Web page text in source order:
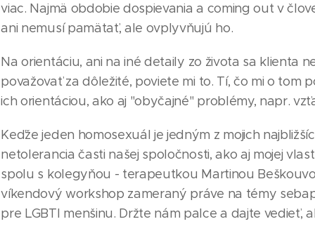
viac. Najmä obdobie dospievania a coming out v
ani nemusí pamätať, ale ovplyvňujú ho.
Na orientáciu, ani na iné detaily zo života sa klienta
považovať za dôležité, poviete mi to. Tí, čo mi o tom
ich orientáciou, ako aj "obyčajné" problémy, napr.
Keďže jeden homosexuál je jedným z mojich
netolerancia časti našej spoločnosti, ako aj mojej
spolu s kolegyňou - terapeutkou Martinou
víkendový workshop zameraný práve na témy
pre LGBTI menšinu. Držte nám palce a dajte vedieť,